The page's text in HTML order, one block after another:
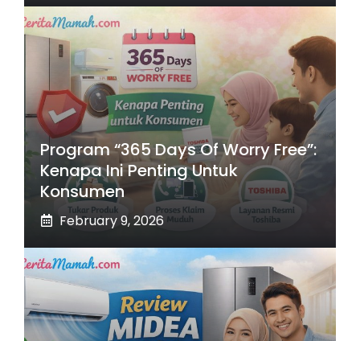
Program “365 Days Of Worry Free”:
Kenapa Ini Penting Untuk
Konsumen
February 9, 2026